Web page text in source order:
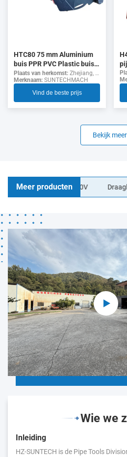
HTC80 75 mm Aluminium
buis PPR PVC Plastic buis
snijmachines
Corrosiebestendige
Plaats van herkomst: Zhejiang, China
Merknaam: SUNTECHMACH
Vind de beste prijs
Bekijk meer
Meer producten
h hoge druk 220V Draagbare
Wie we
Inleiding
HZ-SUNTECH is de Pipe Tools